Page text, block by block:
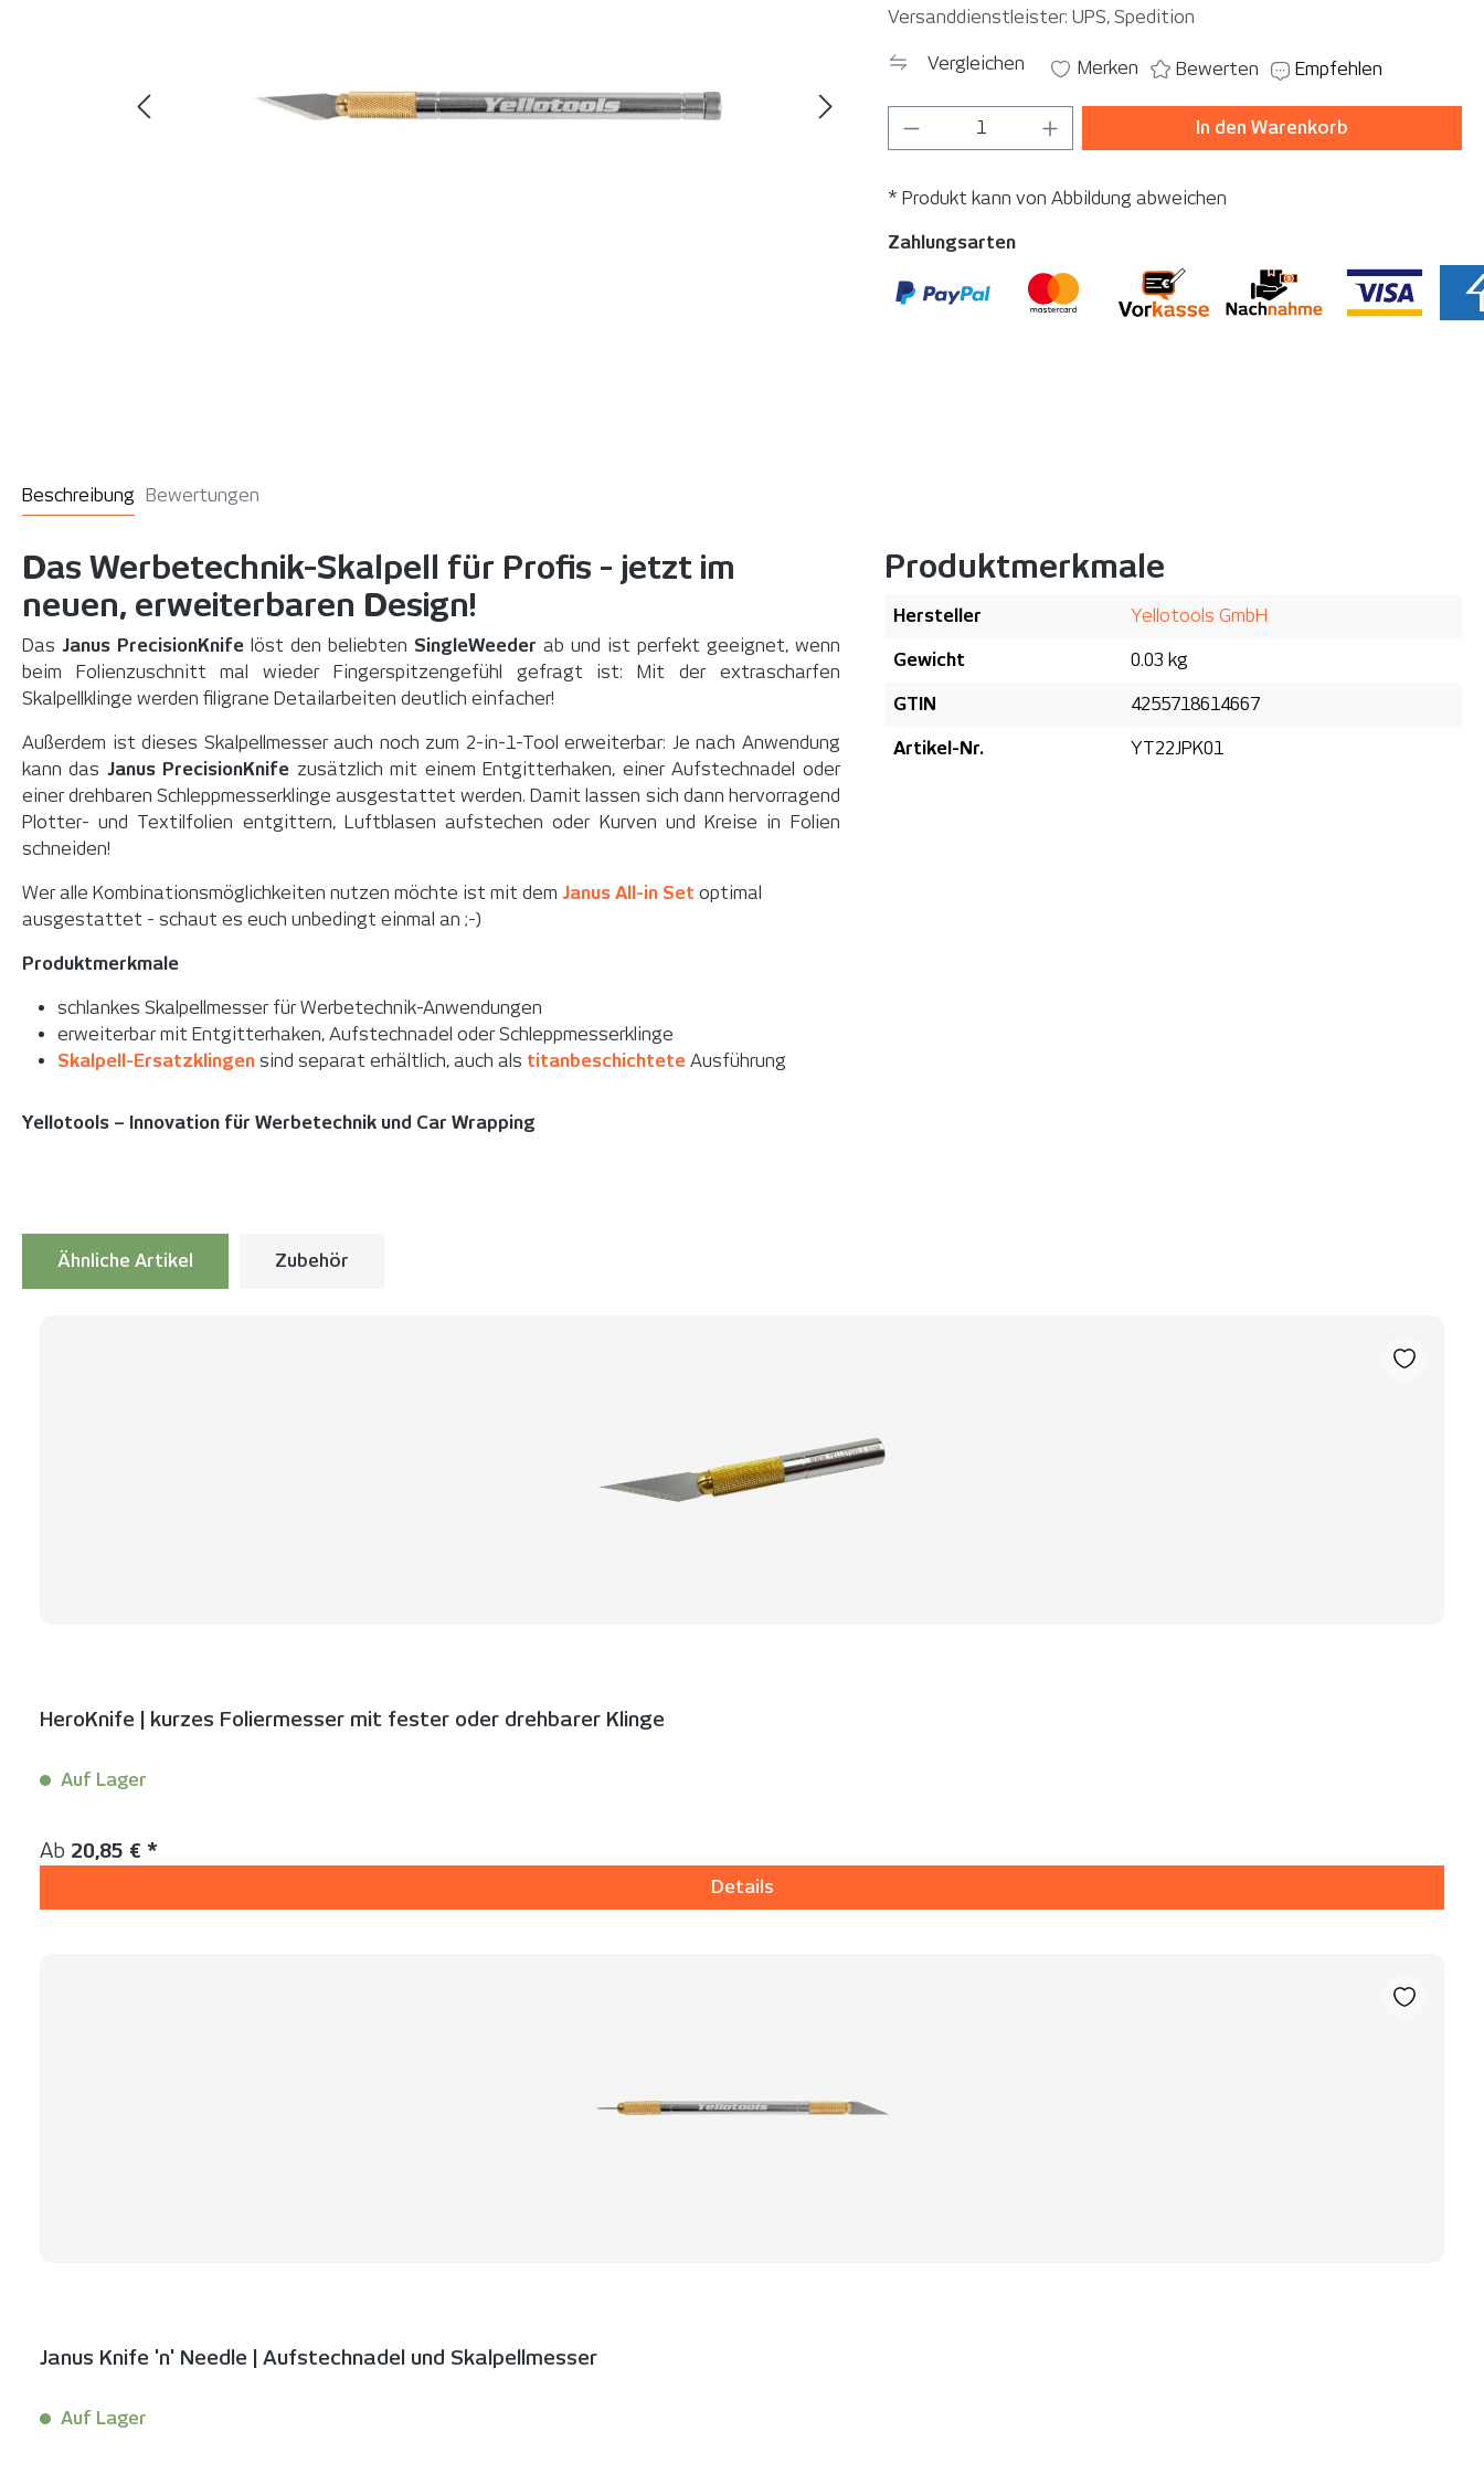
Versanddienstleister: UPS, Spedition
Vergleichen Merken Bewerten Empfehlen
Produkt Anzahl: Gib den gewünschten Wert
In den Warenkorb
* Produkt kann von Abbildung abweichen
Zahlungsarten
Beschreibung Bewertungen
Das Werbetechnik-Skalpell für Profis - jetzt im
neuen, erweiterbaren Design!
Das Janus PrecisionKnifelöst den beliebten SingleWeeder ab und ist perfekt geeignet, wenn
beim Folienzuschnitt mal wieder Fingerspitzengefühl gefragt ist: Mit der extrascharfen
Skalpellklinge werden filigrane Detailarbeiten deutlich einfacher!
Außerdem ist dieses Skalpellmesser auch noch zum 2-in-1-Tool erweiterbar: Je nach Anwendung
kann das Janus PrecisionKnife zusätzlich mit einem Entgitterhaken, einer Aufstechnadel oder
einer drehbaren Schleppmesserklinge ausgestattet werden. Damit lassen sich dann hervorragend
Plotter- und Textilfolien entgittern, Luftblasen aufstechen oder Kurven und Kreise in Folien
schneiden!
Wer alle Kombinationsmöglichkeiten nutzen möchte ist mit dem Janus All-in Set optimal
ausgestattet - schaut es euch unbedingt einmal an ;-)
Produktmerkmale
schlankes Skalpellmesser für Werbetechnik-Anwendungen
erweiterbar mit Entgitterhaken, Aufstechnadel oder Schleppmesserklinge
Skalpell-Ersatzklingen sind separat erhältlich, auch als titanbeschichtete Ausführung
Yellotools – Innovation für Werbetechnik und Car Wrapping
Produktmerkmale
Hersteller Yellotools GmbH
Gewicht 0.03 kg
GTIN 4255718614667
Artikel-Nr. YT22JPK01
Ähnliche Artikel
Zubehör
HeroKnife | kurzes Foliermesser mit fester oder drehbarer Klinge
Auf Lager
Regulärer Preis:
Ab 20,85 € *
Details
Janus Knife 'n' Needle | Aufstechnadel und Skalpellmesser
Auf Lager